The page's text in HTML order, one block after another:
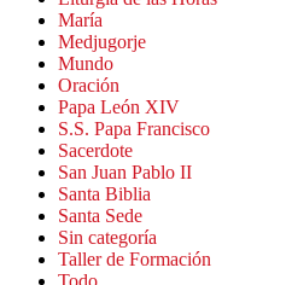
María
Medjugorje
Mundo
Oración
Papa León XIV
S.S. Papa Francisco
Sacerdote
San Juan Pablo II
Santa Biblia
Santa Sede
Sin categoría
Taller de Formación